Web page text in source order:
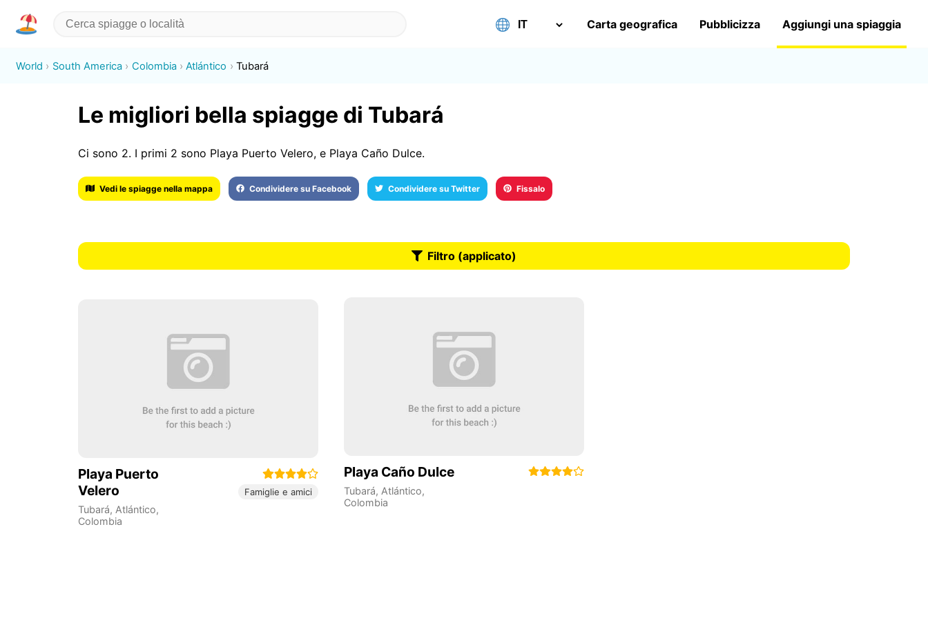
Carta geografica Pubblicizza Aggiungi una spiaggia
World South America Colombia Atlántico Tubará
Le migliori bella spiagge di Tubará
Ci sono 2. I primi 2 sono Playa Puerto Velero, e Playa Caño Dulce.
Vedi le spiagge nella mappa Condividere su Facebook Condividere su Twitter Fissalo
Filtro (applicato)
Playa Puerto
Velero
Tubará, Atlántico,
Colombia
Famiglie e amici
Playa Caño Dulce
Tubará, Atlántico,
Colombia